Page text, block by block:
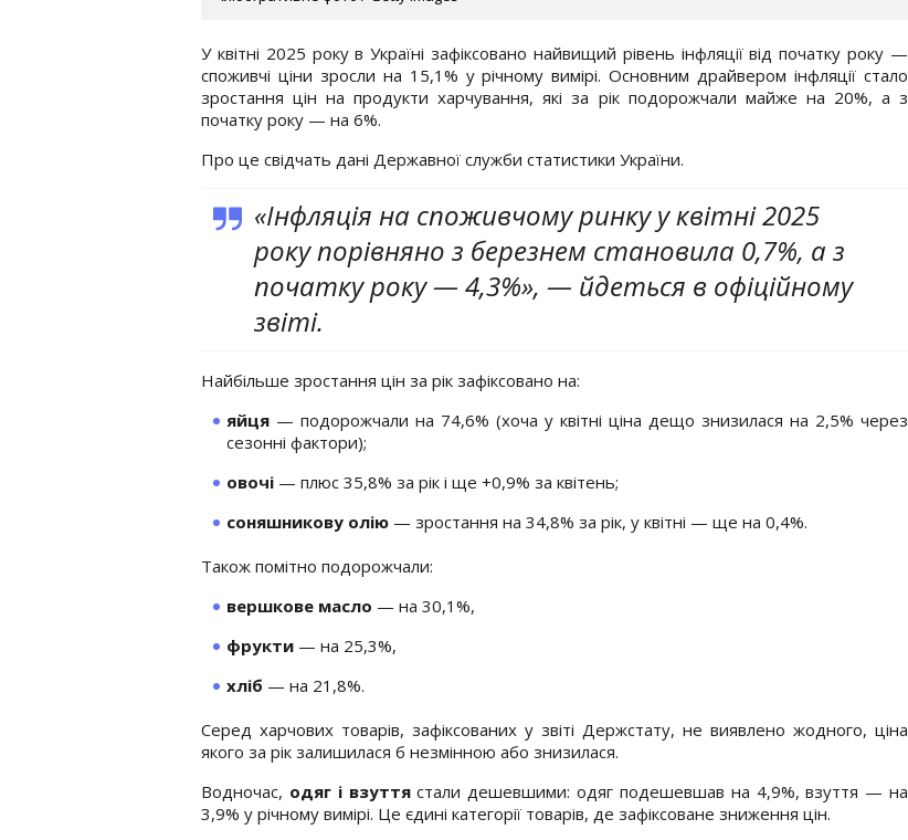
У квітні 2025 року в Україні зафіксовано найвищий рівень інфляції від початку року —
споживчі ціни зросли на 15,1% у річному вимірі. Основним драйвером інфляції стало
зростання цін на продукти харчування, які за рік подорожчали майже на 20%, а з
початку року — на 6%.
Про це свідчать дані Державної служби статистики України.
«Інфляція на споживчому ринку у квітні 2025
року порівняно з березнем становила 0,7%, а з
початку року — 4,3%», — йдеться в офіційному
звіті.
Найбільше зростання цін за рік зафіксовано на:
яйця — подорожчали на 74,6% (хоча у квітні ціна дещо знизилася на 2,5% через
сезонні фактори);
овочі — плюс 35,8% за рік і ще +0,9% за квітень;
соняшникову олію — зростання на 34,8% за рік, у квітні — ще на 0,4%.
Також помітно подорожчали:
вершкове масло — на 30,1%,
фрукти — на 25,3%,
хліб — на 21,8%.
Серед харчових товарів, зафіксованих у звіті Держстату, не виявлено жодного, ціна
якого за рік залишилася б незмінною або знизилася.
Водночас, одяг і взуттястали дешевшими: одяг подешевшав на 4,9%, взуття — на
3,9% у річному вимірі. Це єдині категорії товарів, де зафіксоване зниження цін.